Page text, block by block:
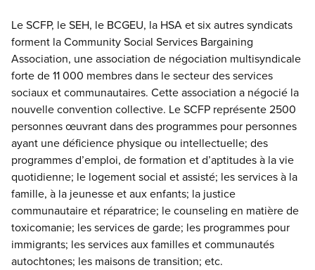
Le SCFP, le SEH, le BCGEU, la HSA et six autres syndicats
forment la Community Social Services Bargaining
Association, une association de négociation multisyndicale
forte de 11 000 membres dans le secteur des services
sociaux et communautaires. Cette association a négocié la
nouvelle convention collective. Le SCFP représente 2500
personnes œuvrant dans des programmes pour personnes
ayant une déficience physique ou intellectuelle; des
programmes d’emploi, de formation et d’aptitudes à la vie
quotidienne; le logement social et assisté; les services à la
famille, à la jeunesse et aux enfants; la justice
communautaire et réparatrice; le counseling en matière de
toxicomanie; les services de garde; les programmes pour
immigrants; les services aux familles et communautés
autochtones; les maisons de transition; etc.